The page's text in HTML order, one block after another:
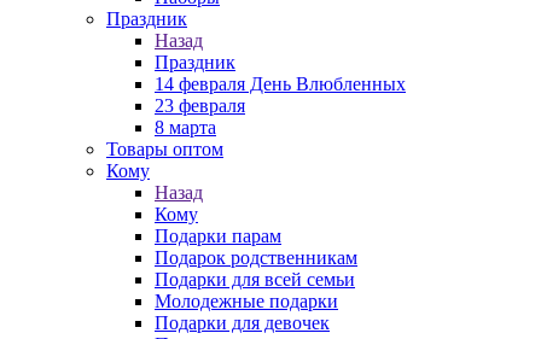
Праздник
Назад
Праздник
14 февраля День Влюбленных
23 февраля
8 марта
Товары оптом
Кому
Назад
Кому
Подарки парам
Подарок родственникам
Подарки для всей семьи
Молодежные подарки
Подарки для девочек